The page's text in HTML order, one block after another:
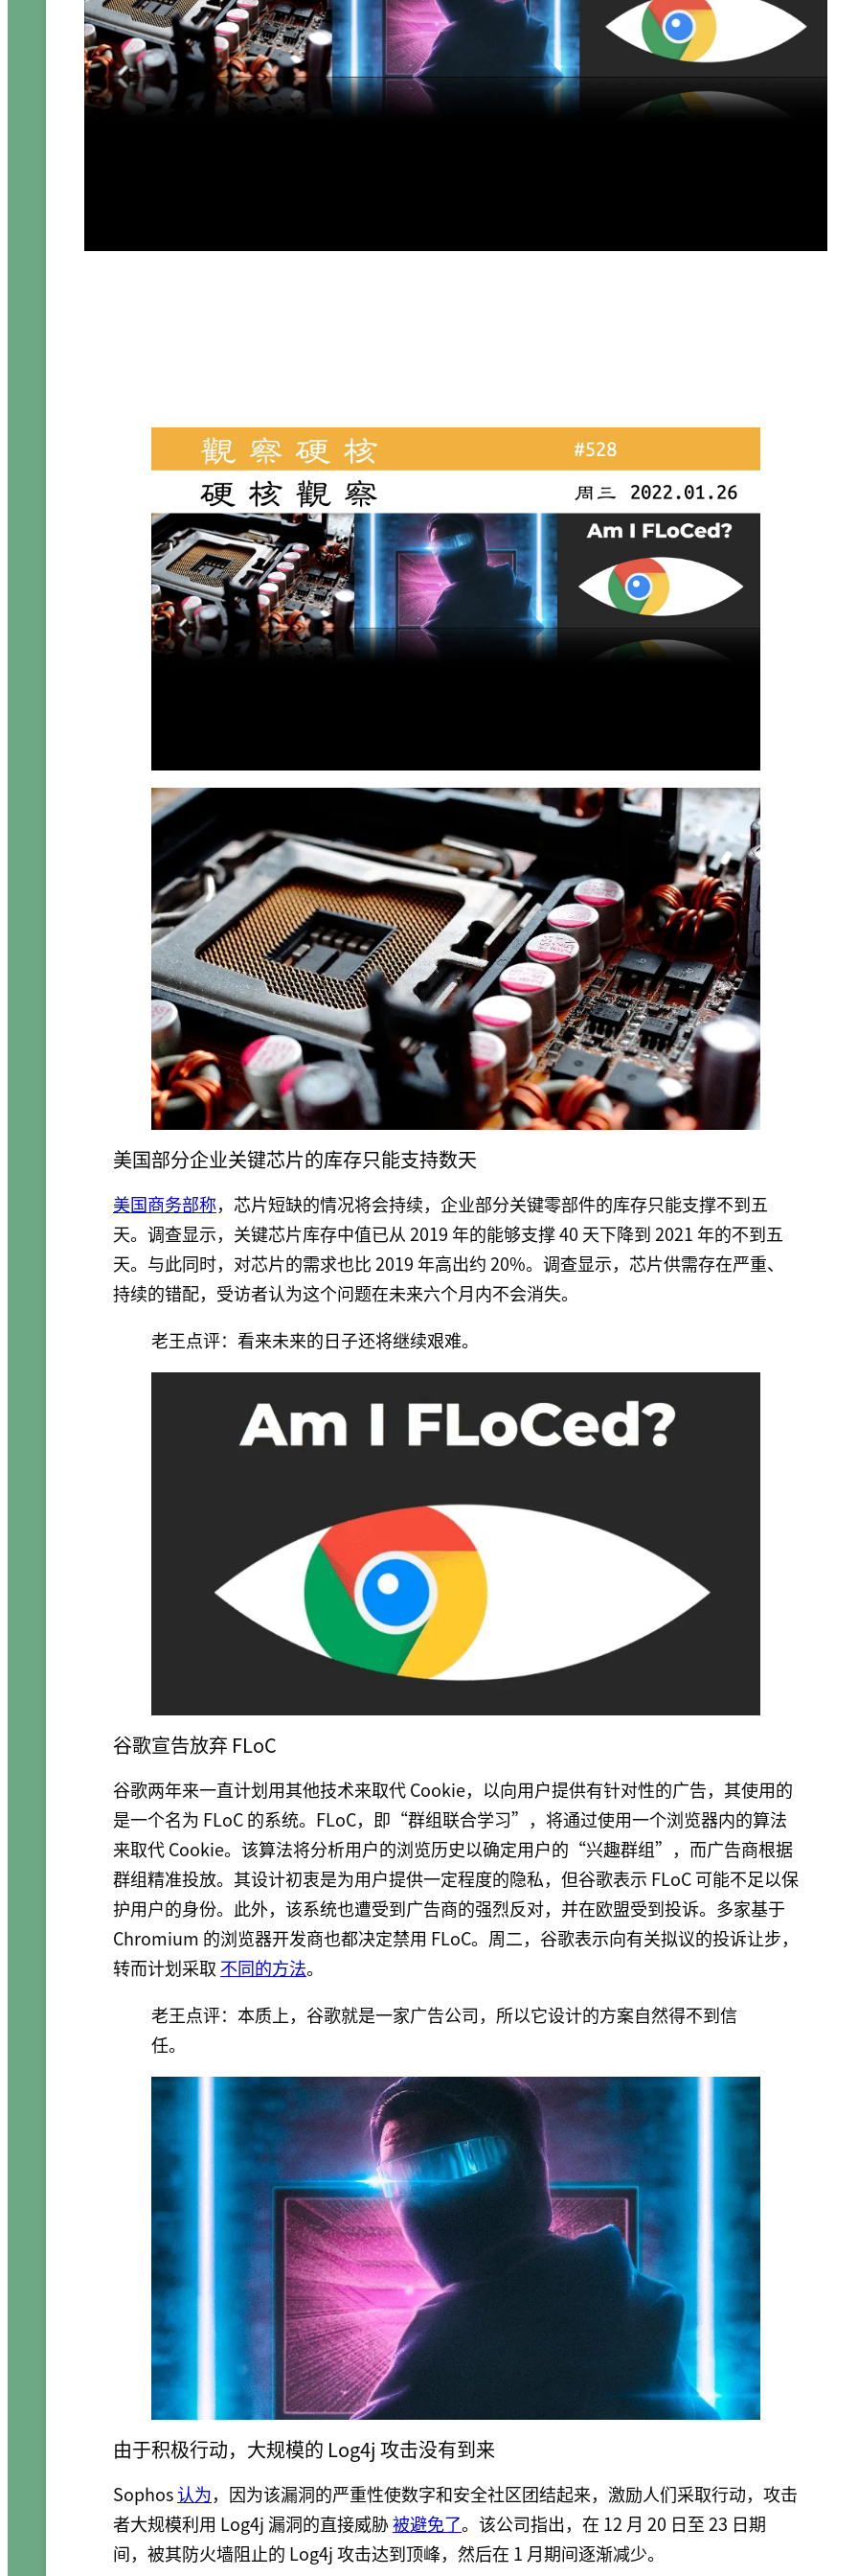
美国部分企业关键芯片的库存只能支持数天
美国商务部称，芯片短缺的情况将会持续，企业部分关键零部件的库存只能支撑不到五
天。调查显示，关键芯片库存中值已从 2019 年的能够支撑 40 天下降到 2021 年的不到五
天。与此同时，对芯片的需求也比 2019 年高出约 20%。调查显示，芯片供需存在严重、
持续的错配，受访者认为这个问题在未来六个月内不会消失。
老王点评：看来未来的日子还将继续艰难。
谷歌宣告放弃 FLoC
谷歌两年来一直计划用其他技术来取代 Cookie，以向用户提供有针对性的广告，其使用的
是一个名为 FLoC 的系统。FLoC，即“群组联合学习”，将通过使用一个浏览器内的算法
来取代 Cookie。该算法将分析用户的浏览历史以确定用户的“兴趣群组”，而广告商根据
群组精准投放。其设计初衷是为用户提供一定程度的隐私，但谷歌表示 FLoC 可能不足以保
护用户的身份。此外，该系统也遭受到广告商的强烈反对，并在欧盟受到投诉。多家基于
Chromium 的浏览器开发商也都决定禁用 FLoC。周二，谷歌表示向有关拟议的投诉让步，
转而计划采取 不同的方法。
老王点评：本质上，谷歌就是一家广告公司，所以它设计的方案自然得不到信
任。
由于积极行动，大规模的 Log4j 攻击没有到来
Sophos认为，因为该漏洞的严重性使数字和安全社区团结起来，激励人们采取行动，攻击
者大规模利用 Log4j 漏洞的直接威胁被避免了。该公司指出，在 12 月 20 日至 23 日期
间，被其防火墙阻止的 Log4j 攻击达到顶峰，然后在 1 月期间逐渐减少。